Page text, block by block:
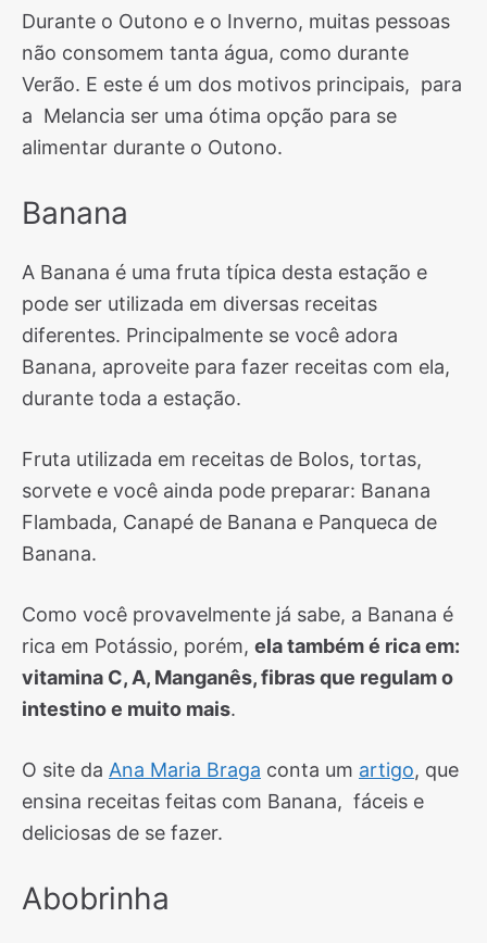
Durante o Outono e o Inverno, muitas pessoas
não consomem tanta água, como durante
Verão. E este é um dos motivos principais, para
a Melancia ser uma ótima opção para se
alimentar durante o Outono.
Banana
A Banana é uma fruta típica desta estação e
pode ser utilizada em diversas receitas
diferentes. Principalmente se você adora
Banana, aproveite para fazer receitas com ela,
durante toda a estação.
Fruta utilizada em receitas de Bolos, tortas,
sorvete e você ainda pode preparar: Banana
Flambada, Canapé de Banana e Panqueca de
Banana.
Como você provavelmente já sabe, a Banana é
rica em Potássio, porém, ela também é rica em:
vitamina C, A, Manganês, fibras que regulam o
intestino e muito mais.
O site da Ana Maria Braga conta um artigo, que
ensina receitas feitas com Banana, fáceis e
deliciosas de se fazer.
Abobrinha